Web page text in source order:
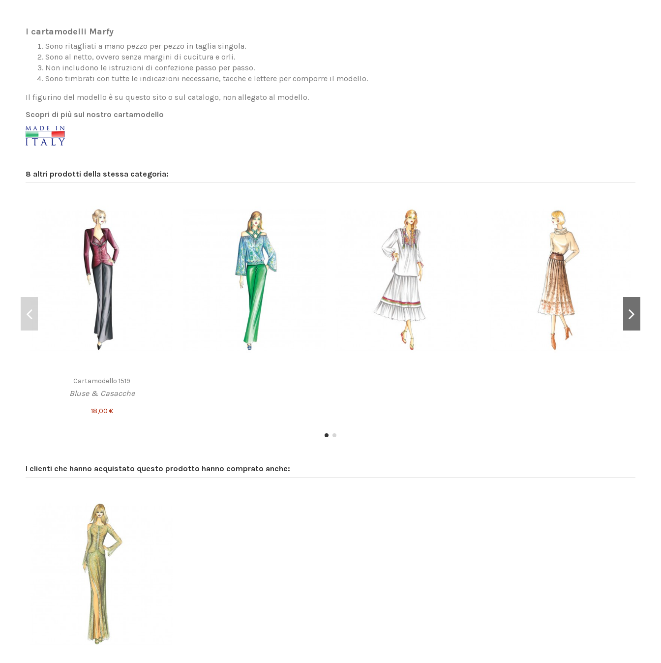
I cartamodelli Marfy
Sono ritagliati a mano pezzo per pezzo in taglia singola.
Sono al netto, ovvero senza margini di cucitura e orli.
Non includono le istruzioni di confezione passo per passo.
Sono timbrati con tutte le indicazioni necessarie, tacche e lettere per comporre il modello.
Il figurino del modello è su questo sito o sul catalogo, non allegato al modello.
Scopri di più sul nostro cartamodello
8 altri prodotti della stessa categoria:
Cartamodello 1519
Bluse & Casacche
18,00 €
I clienti che hanno acquistato questo prodotto hanno comprato anche: